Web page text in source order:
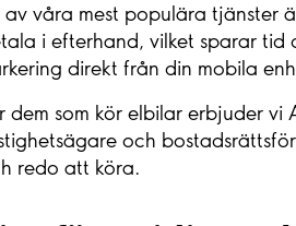
av våra mest populära tjänster
i efterhand, vilket sparar tid
direkt från din mobila
dem som kör elbilar erbjuder
och
redo att köra.